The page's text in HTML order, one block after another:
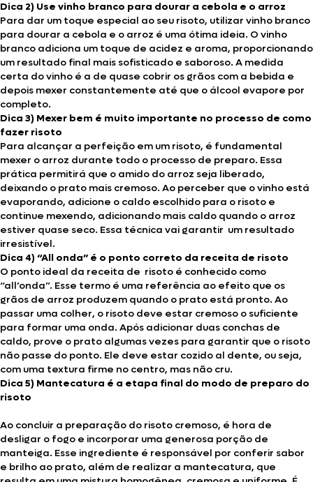
Dica 2) Use vinho branco para dourar a cebola e o arroz
Para dar um toque especial ao seu risoto, utilizar vinho branco
para dourar a cebola e o arroz é uma ótima ideia. O vinho
branco adiciona um toque de acidez e aroma, proporcionando
um resultado final mais sofisticado e saboroso. A medida
certa do vinho é a de quase cobrir os grãos com a bebida e
depois mexer constantemente até que o álcool evapore por
completo.
Dica 3) Mexer bem é muito importante no processo de como
fazer risoto
Para alcançar a perfeição em um risoto, é fundamental
mexer o arroz durante todo o processo de preparo. Essa
prática permitirá que o amido do arroz seja liberado,
deixando o prato mais cremoso. Ao perceber que o vinho está
evaporando, adicione o caldo escolhido para o risoto e
continue mexendo, adicionando mais caldo quando o arroz
estiver quase seco. Essa técnica vai garantir um resultado
irresistível.
Dica 4) “All onda” é o ponto correto da receita de risoto
O ponto ideal da receita de risoto é conhecido como
“all’onda”. Esse termo é uma referência ao efeito que os
grãos de arroz produzem quando o prato está pronto. Ao
passar uma colher, o risoto deve estar cremoso o suficiente
para formar uma onda. Após adicionar duas conchas de
caldo, prove o prato algumas vezes para garantir que o risoto
não passe do ponto. Ele deve estar cozido al dente, ou seja,
com uma textura firme no centro, mas não cru.
Dica 5) Mantecatura é a etapa final do modo de preparo do
risoto
Ao concluir a preparação do risoto cremoso, é hora de
desligar o fogo e incorporar uma generosa porção de
manteiga. Esse ingrediente é responsável por conferir sabor
e brilho ao prato, além de realizar a mantecatura, que